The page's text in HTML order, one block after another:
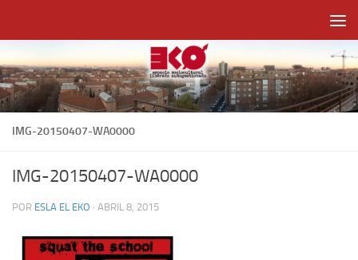
IMG-20150407-WA0000
IMG-20150407-WA0000
POR ESLA EL EKO · ABRIL 8, 2015